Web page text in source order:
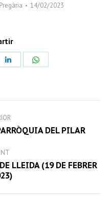
Pregària 14/02/2023
DEL PILAR
LLEIDA (19 DE FEBRER